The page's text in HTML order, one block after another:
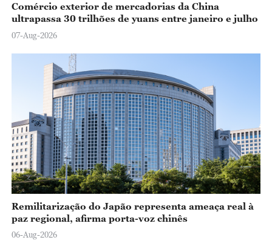
Comércio exterior de mercadorias da China
ultrapassa 30 trilhões de yuans entre janeiro e julho
07-Aug-2026
Remilitarização do Japão representa ameaça real à
paz regional, afirma porta-voz chinês
06-Aug-2026